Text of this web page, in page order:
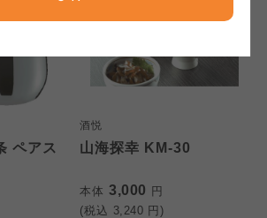
ペアス
酒悦
山海探幸 KM-30
本体 3,000 円
(税込 3,240 円)
ならコープ
おおさかパルコープ
よどがわ市民生協
大阪いずみ市民生協
ならコープ
おおさかパルコープ
よどがわ市民生協
大阪いずみ市民生協
ならコープ
おおさかパルコープ
よどがわ市民生協
大阪いずみ市民生協